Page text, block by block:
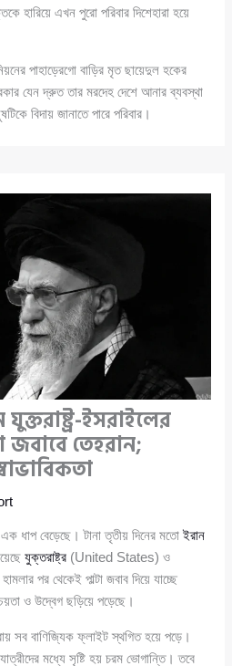
হারিয়ে এখন পুরো পরিবার দিশেহারা হয়ে
পাহাড়েরগো বাড়ির মৃত ছায়েদুল হকের
যেন দ্রুত তার মরদেহ দেশে আনার ব্যবস্থা
বিদায় জানাতে পারে পরিবার।
ইসরাইলের
জবাবে তেহরান;
ধাপ বেড়েছে। টানা তৃতীয় দিনের মতোইরান
যুক্তরাষ্ট্র (United States) ও
পর থেকেই পাল্টা জবাব দিয়ে যাচ্ছে
ও উদ্বেগ ছড়িয়ে পড়েছে।
সব বাণিজ্যিক ফ্লাইট স্থগিত হয়ে পড়ে।
মধ্যে সৃষ্টি হয় চরম ভোগান্তি। তবে